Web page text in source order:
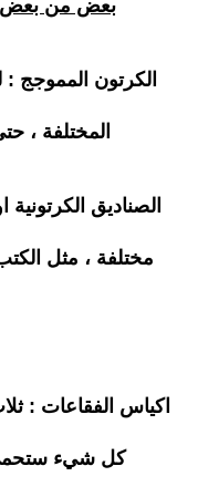
بعض من بعض
الكرتون المموجج :
المختلفة ،
الصناديق
مختلفة ، مثل
اكياس الفقاعات :
كل شيء ستحمي